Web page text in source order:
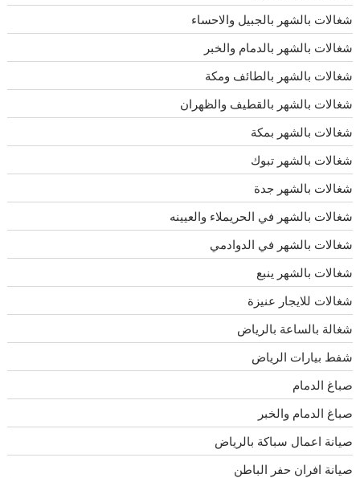
شغالات بالشهر بالجبيل والاحساء
شغالات بالشهر بالدمام والخبر
شغالات بالشهر بالطائف ومكة
شغالات بالشهر بالقطيف والظهران
شغالات بالشهر بمكة
شغالات بالشهر تبوك
شغالات بالشهر جدة
شغالات بالشهر في الحريملاء والعيينه
شغالات بالشهر في الدوادمي
شغالات بالشهر ينبع
شغالات للايجار عنيزة
شغالة بالساعة بالرياض
شفط بيارات الرياض
صباغ الدمام
صباغ الدمام والخبر
صيانة اعمال سباكة بالرياض
صيانة افران حفر الباطن